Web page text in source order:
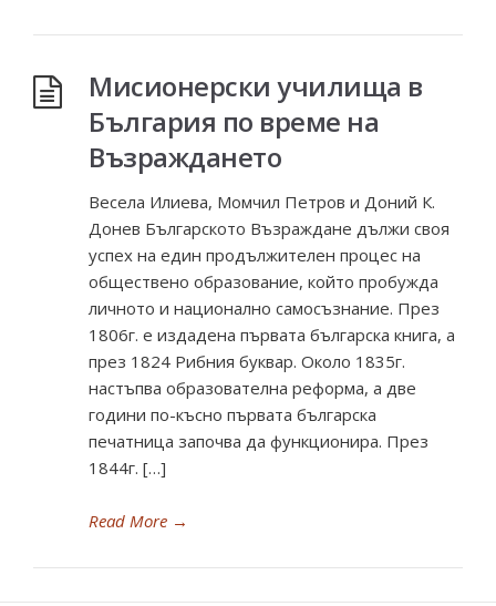
Мисионерски училища в
България по време на
Възраждането
Весела Илиева, Момчил Петров и Доний К.
Донев Българското Възраждане дължи своя
успех на един продължителен процес на
обществено образование, който пробужда
личното и национално самосъзнание. През
1806г. е издадена първата българска книга, а
през 1824 Рибния буквар. Около 1835г.
настъпва образователна реформа, а две
години по-късно първата българска
печатница започва да функционира. През
1844г. […]
Read More →